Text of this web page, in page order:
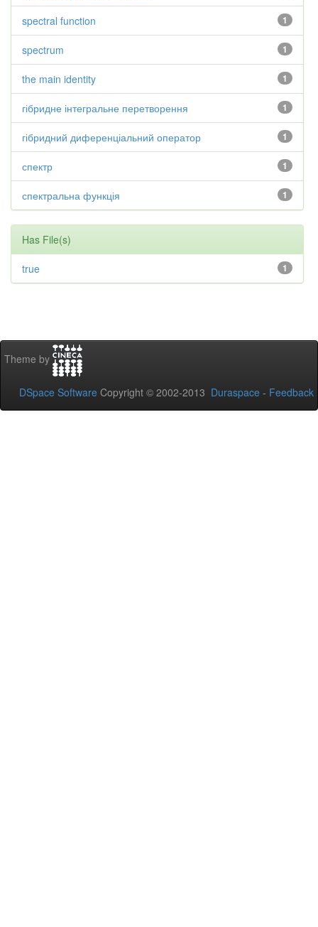
1
spectral function
1
spectrum
1
the main identity
1
гібридне інтегральне перетворення
1
гібридний диференціальний оператор
1
спектр
1
спектральна функція
Has File(s)
1
true
Theme by
DSpace Software Copyright © 2002-2013 Duraspace - Feedback